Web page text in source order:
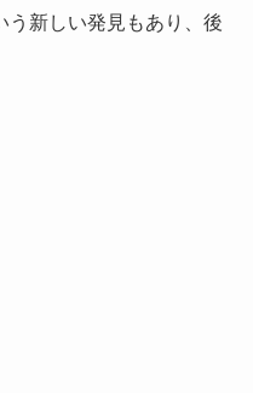
う新しい発見もあり、後